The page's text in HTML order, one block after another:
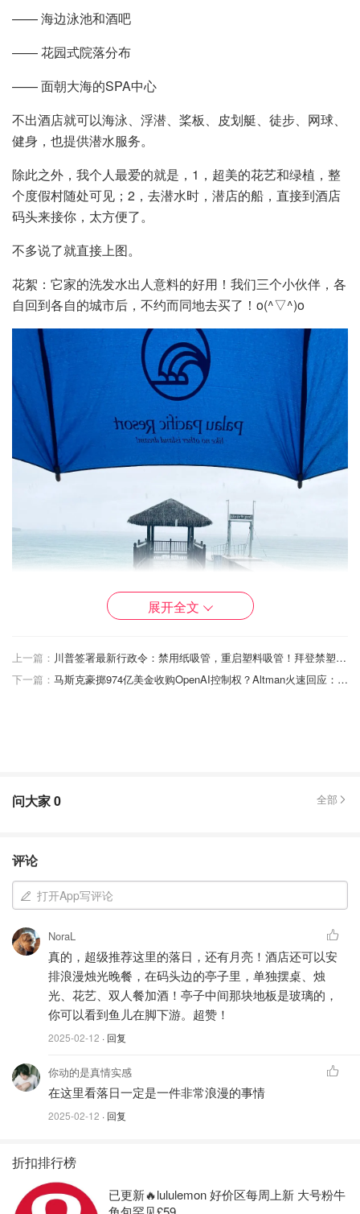
—— 海边泳池和酒吧
—— 花园式院落分布
—— 面朝大海的SPA中心
不出酒店就可以海泳、浮潜、桨板、皮划艇、徒步、网球、
健身，也提供潜水服务。
除此之外，我个人最爱的就是，1，超美的花艺和绿植，整
个度假村随处可见；2，去潜水时，潜店的船，直接到酒店
码头来接你，太方便了。
不多说了就直接上图。
花絮：它家的洗发水出人意料的好用！我们三个小伙伴，各
自回到各自的城市后，不约而同地去买了！o(^▽^)o
展开全文
上一篇：
川普签署最新行政令：禁用纸吸管，重启塑料吸管！拜登禁塑令被推翻
下一篇：
马斯克豪掷974亿美金收购OpenAI控制权？Altman火速回应：不用了，谢谢！
问大家0 全部
评论
打开App写评论
NoraL
真的，超级推荐这里的落日，还有月亮！酒店还可以安
排浪漫烛光晚餐，在码头边的亭子里，单独摆桌、烛
光、花艺、双人餐加酒！亭子中间那块地板是玻璃的，
你可以看到鱼儿在脚下游。超赞！
2025-02-12 · 回复
你动的是真情实感
在这里看落日一定是一件非常浪漫的事情
2025-02-12 · 回复
折扣排行榜
已更新🔥lululemon 好价区每周上新 大号粉牛